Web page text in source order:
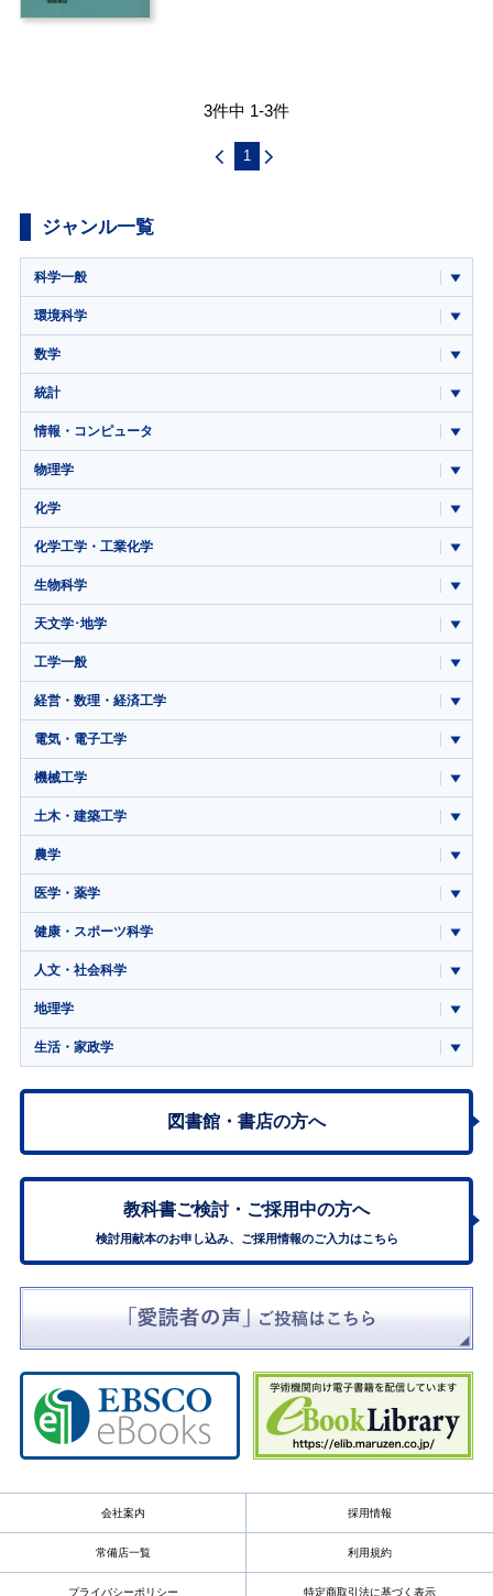
3件中 1-3件
1
ジャンル一覧
科学一般
環境科学
数学
統計
情報・コンピュータ
物理学
化学
化学工学・工業化学
生物科学
天文学･地学
工学一般
経営・数理・経済工学
電気・電子工学
機械工学
土木・建築工学
農学
医学・薬学
健康・スポーツ科学
人文・社会科学
地理学
生活・家政学
図書館・書店の方へ
教科書ご検討・ ご採用中の方へ
検討用献本のお申し込み、ご採用情報のご入力はこちら
会社案内 採用情報
常備店一覧 利用規約
プライバシーポリシー 特定商取引法に基づく表示